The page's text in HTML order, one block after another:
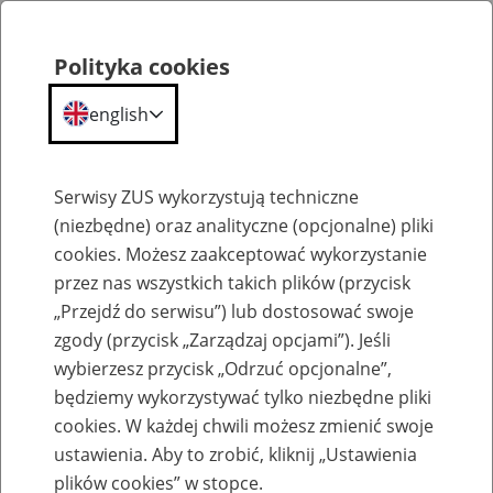
Szkolenia
Zaproś ZUS do siebie: Aktywni 50+
Polityka cookies
english
Serwisy ZUS wykorzystują techniczne
(niezbędne) oraz analityczne (opcjonalne) pliki
cookies. Możesz zaakceptować wykorzystanie
przez nas wszystkich takich plików (przycisk
„Przejdź do serwisu”) lub dostosować swoje
zgody (przycisk „Zarządzaj opcjami”). Jeśli
wybierzesz przycisk „Odrzuć opcjonalne”,
będziemy wykorzystywać tylko niezbędne pliki
cookies. W każdej chwili możesz zmienić swoje
ustawienia. Aby to zrobić, kliknij „Ustawienia
plików cookies” w stopce.